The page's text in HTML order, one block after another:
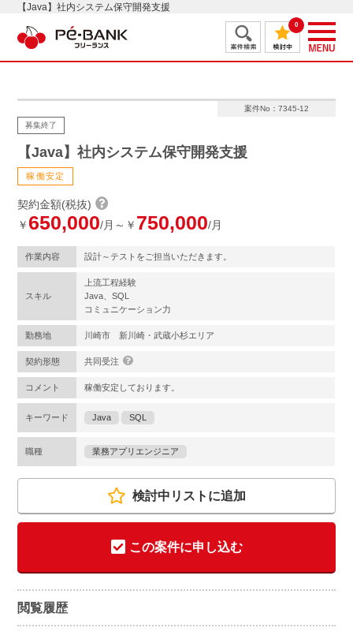
【Java】社内システム保守開発支援
0
案件No：7345-12
募集終了
【Java】社内システム保守開発支援
稼働安定
契約金額(税抜)
￥ 650,000/月～￥ 750,000/月
作業内容 設計～テストをご担当いただきます。
スキル
上流工程経験
Java、SQL
コミュニケーション力
勤務地 川崎市 新川崎・武蔵小杉エリア
契約形態 共同受注
コメント 稼働安定しております。
キーワード Java SQL
職種 業務アプリエンジニア
検討中リストに追加
この案件に申し込む
閲覧履歴